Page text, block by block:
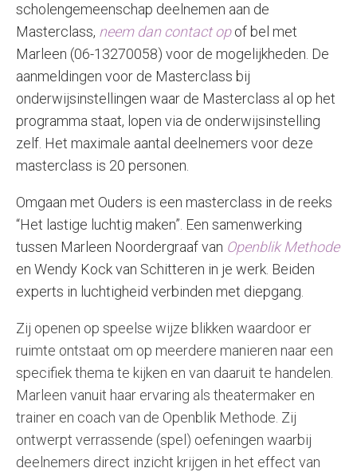
scholengemeenschap deelnemen aan de
Masterclass, neem dan contact opof bel met
Marleen (06-13270058) voor de mogelijkheden. De
aanmeldingen voor de Masterclass bij
onderwijsinstellingen waar de Masterclass al op het
programma staat, lopen via de onderwijsinstelling
zelf. Het maximale aantal deelnemers voor deze
masterclass is 20 personen.
Omgaan met Ouders is een masterclass in de reeks
“Het lastige luchtig maken”. Een samenwerking
tussen Marleen Noordergraaf van Openblik Methode
en Wendy Kock van Schitteren in je werk. Beiden
experts in luchtigheid verbinden met diepgang.
Zij openen op speelse wijze blikken waardoor er
ruimte ontstaat om op meerdere manieren naar een
specifiek thema te kijken en van daaruit te handelen.
Marleen vanuit haar ervaring als theatermaker en
trainer en coach van de Openblik Methode. Zij
ontwerpt verrassende (spel) oefeningen waarbij
deelnemers direct inzicht krijgen in het effect van